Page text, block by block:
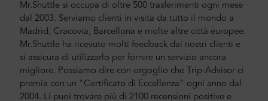
Mr.Shuttle si occupa di oltre 500 trasferimenti ogni mese
dal 2003. Serviamo clienti in visita da tutto il mondo a
Madrid, Cracovia, Barcellona e molte altre città europee.
Mr.Shuttle ha ricevuto molti feedback dai nostri clienti e
si assicura di utilizzarlo per fornire un servizio ancora
migliore. Possiamo dire con orgoglio che Trip-Advisor ci
premia con un "Certificato di Eccellenza" ogni anno dal
2004. Lì puoi trovare più di 2100 recensioni positive e